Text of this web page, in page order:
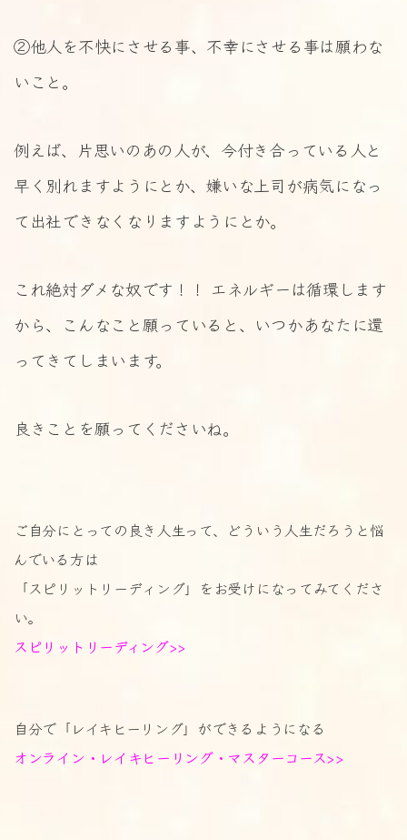
②他人を不快にさせる事、不幸にさせる事は願わな
いこと。
例えば、片思いのあの人が、今付き合っている人と
早く別れますようにとか、嫌いな上司が病気になっ
て出社できなくなりますようにとか。
これ絶対ダメな奴です！！ エネルギーは循環します
から、こんなこと願っていると、いつかあなたに還
ってきてしまいます。
良きことを願ってくださいね。
ご自分にとっての良き人生って、どういう人生だろうと悩
んでいる方は
「スピリットリーディング」をお受けになってみてくださ
い。
スピリットリーディング>>
自分で「レイキヒーリング」ができるようになる
オンライン・レイキヒーリング・マスターコース>>